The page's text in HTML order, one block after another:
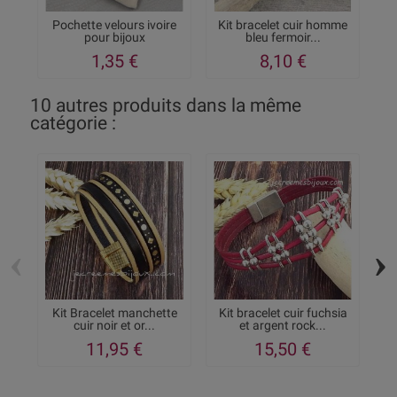
Pochette velours ivoire
pour bijoux
1,35 €
Kit bracelet cuir homme
bleu fermoir...
8,10 €
10 autres produits dans la même
catégorie :
Kit Bracelet manchette
cuir noir et or...
11,95 €
Kit bracelet cuir fuchsia
et argent rock...
15,50 €
›